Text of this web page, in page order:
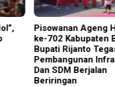
Pisowanan Ageng Hari Jadi
ke-702 Kabupaten Blitar,
Bupati Rijanto Tegaskan
Pembangunan Infrastruktur
Dan SDM Berjalan
Beriringan